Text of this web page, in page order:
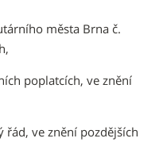
města Brna č.
poplatcích, ve znění
řád, ve znění pozdějších